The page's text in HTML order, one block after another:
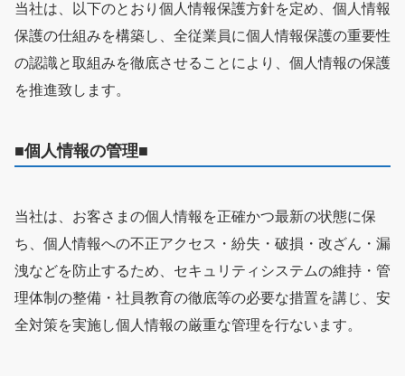
当社は、以下のとおり個人情報保護方針を定め、個人情報
保護の仕組みを構築し、全従業員に個人情報保護の重要性
の認識と取組みを徹底させることにより、個人情報の保護
を推進致します。
■個人情報の管理■
当社は、お客さまの個人情報を正確かつ最新の状態に保
ち、個人情報への不正アクセス・紛失・破損・改ざん・漏
洩などを防止するため、セキュリティシステムの維持・管
理体制の整備・社員教育の徹底等の必要な措置を講じ、安
全対策を実施し個人情報の厳重な管理を行ないます。